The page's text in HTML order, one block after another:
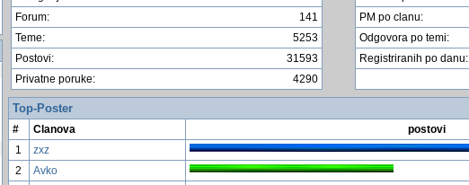
141
Forum:
5253
Teme:
31593
Postovi:
4290
Privatne poruke:
PM po clanu:
Odgovora po temi:
Registriranih po danu:
Top-Poster
# Clanova
postovi
1
zxz
2
Avko